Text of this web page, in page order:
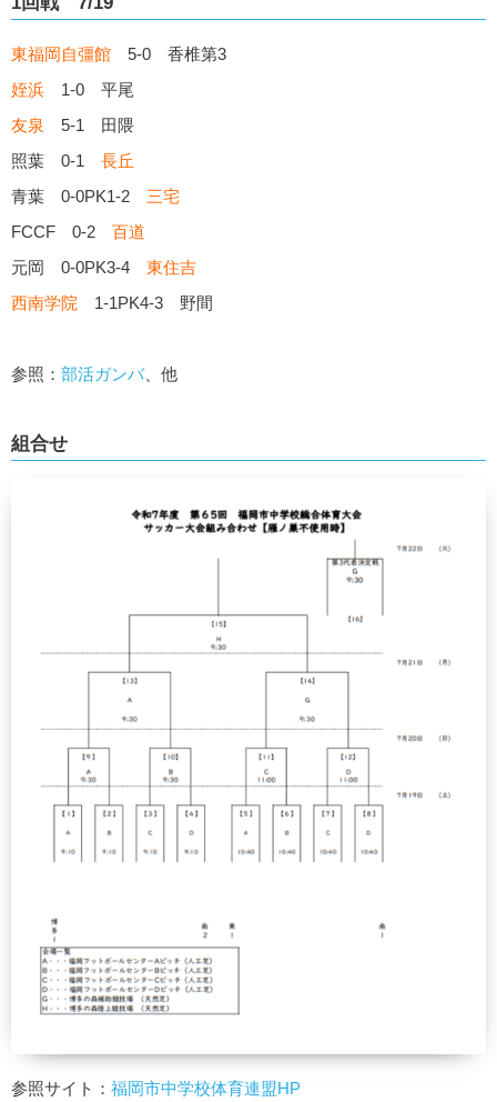
東福岡自彊館 5-0 香椎第3
姪浜 1-0 平尾
友泉
5-1 田隈
照葉 0-1 長丘
青葉 0-0PK1-2 三宅
FCCF 0-2 百道
元岡 0-0PK3-4 東住吉
西南学院 1-1PK4-3 野間
参照： 部活ガンバ、他
組合せ
参照サイト： 福岡市中学校体育連盟HP